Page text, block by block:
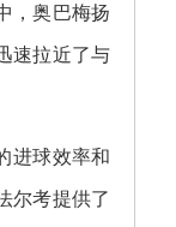
，奥巴梅扬
速拉近了与
进球效率和
尔考提供了